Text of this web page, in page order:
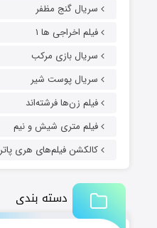
سریال گنج مظفر
فیلم اخراجی ها ۱
سریال بازی مرکب
سریال پوست شیر
فیلم زن‌ها فرشته‌اند
فیلم متری شیش و نیم
کالکشن فیلم‌های هری پاتر
دسته بندی